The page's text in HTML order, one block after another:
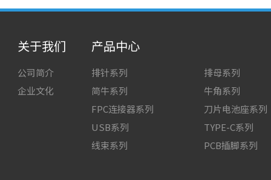
关于我们
公司简介
企业文化
产品中心
排针系列
排母系列
简牛系列
牛角系列
FPC连接器系列
刀片电池座系列
USB系列
TYPE-C系列
线束系列
PCB插脚系列